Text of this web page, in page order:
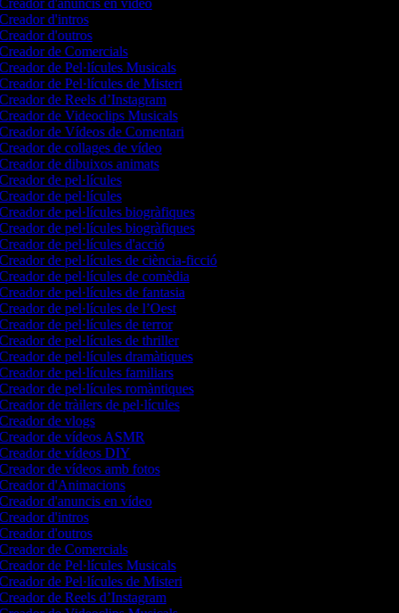
d'anuncis en vídeo
d'intros
d'outros
de Comercials
de Pel·lícules Musicals
de Pel·lícules de Misteri
de Reels d’Instagram
de Videoclips Musicals
de Vídeos de Comentari
de collages de vídeo
de dibuixos animats
de pel·lícules
de pel·lícules
de pel·lícules biogràfiques
de pel·lícules biogràfiques
de pel·lícules d'acció
de pel·lícules de ciència-ficció
de pel·lícules de comèdia
de pel·lícules de fantasia
de pel·lícules de l’Oest
de pel·lícules de terror
de pel·lícules de thriller
de pel·lícules dramàtiques
de pel·lícules familiars
de pel·lícules romàntiques
de tràilers de pel·lícules
de vlogs
de vídeos ASMR
de vídeos DIY
de vídeos amb fotos
d'Animacions
d'anuncis en vídeo
d'intros
d'outros
de Comercials
de Pel·lícules Musicals
de Pel·lícules de Misteri
de Reels d’Instagram